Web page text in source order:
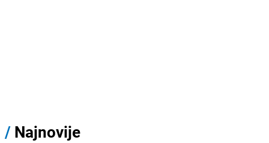
/ Najnovije